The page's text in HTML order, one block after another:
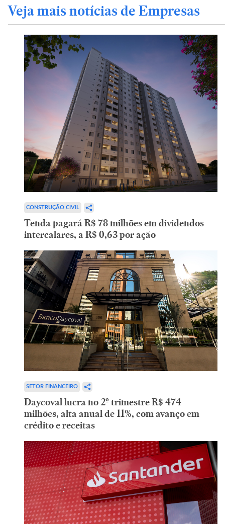
Veja mais notícias de Empresas
CONSTRUÇÃO CIVIL
Tenda pagará R$ 78 milhões em dividendos
intercalares, a R$ 0,63 por ação
SETOR FINANCEIRO
Daycoval lucra no 2º trimestre R$ 474
milhões, alta anual de 11%, com avanço em
crédito e receitas